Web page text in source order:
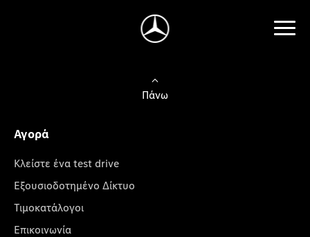
Πάνω
Αγορά
Κλείστε ένα test drive
Εξουσιοδοτημένο Δίκτυο
Τιμοκατάλογοι
Επικοινωνία